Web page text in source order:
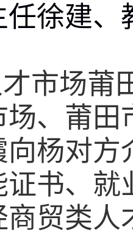
任徐建、
市场莆
场、莆
向杨对方
证书、就
商贸类人